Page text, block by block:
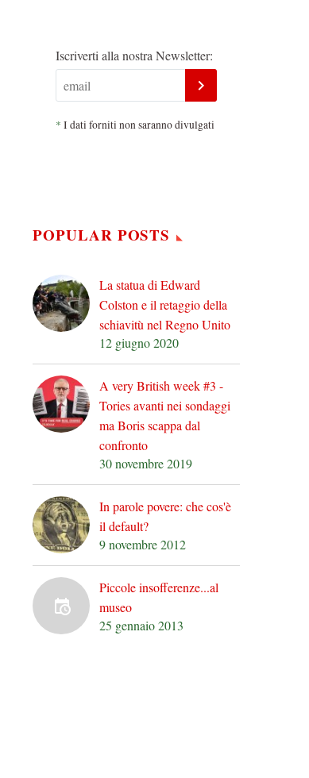
Iscriverti alla nostra Newsletter:
* I dati forniti non saranno divulgati
POPULAR POSTS
La statua di Edward
Colston e il retaggio della
schiavitù nel Regno Unito
12 giugno 2020
A very British week #3 -
Tories avanti nei sondaggi
ma Boris scappa dal
confronto
30 novembre 2019
In parole povere: che cos'è
il default?
9 novembre 2012
Piccole insofferenze...al
museo
25 gennaio 2013